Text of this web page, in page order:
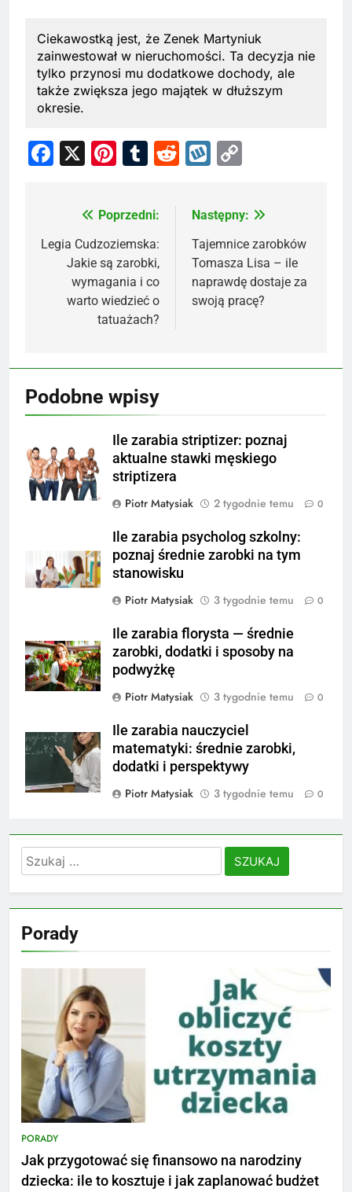
Ciekawostką jest, że Zenek Martyniuk
zainwestował w nieruchomości. Ta decyzja nie
tylko przynosi mu dodatkowe dochody, ale
także zwiększa jego majątek w dłuższym
okresie.
Facebook
X Pinterest
Tumblr
RedditWykop
Nawigacja
wpisu
Poprzedni:
Legia Cudzoziemska:
Jakie są zarobki,
wymagania i co
warto wiedzieć o
tatuażach?
Następny:
Tajemnice zarobków
Tomasza Lisa – ile
naprawdę dostaje za
swoją pracę?
Podobne wpisy
Ile zarabia striptizer: poznaj
aktualne stawki męskiego
striptizera
Piotr Matysiak
2 tygodnie temu 0
Ile zarabia psycholog szkolny:
poznaj średnie zarobki na tym
stanowisku
Piotr Matysiak
3 tygodnie temu 0
Ile zarabia florysta — średnie
zarobki, dodatki i sposoby na
podwyżkę
Piotr Matysiak
3 tygodnie temu 0
Ile zarabia nauczyciel
matematyki: średnie zarobki,
dodatki i perspektywy
Piotr Matysiak
3 tygodnie temu 0
Szukaj:
Porady
PORADY
Jak przygotować się finansowo na narodziny
dziecka: ile to kosztuje i jak zaplanować budżet